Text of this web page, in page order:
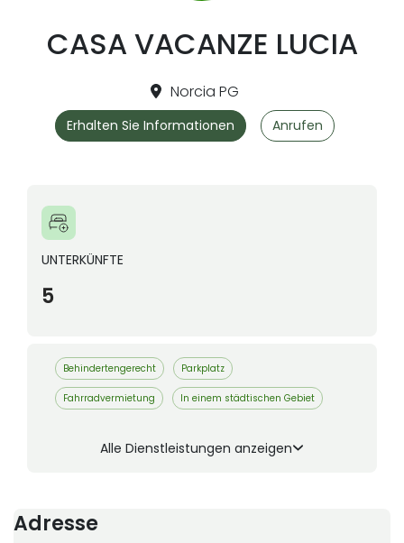
CASA VACANZE LUCIA
Norcia PG
Erhalten Sie Informationen Anrufen
UNTERKÜNFTE
5
Behindertengerecht Parkplatz
Fahrradvermietung In einem städtischen Gebiet
Alle Dienstleistungen anzeigen
Adresse